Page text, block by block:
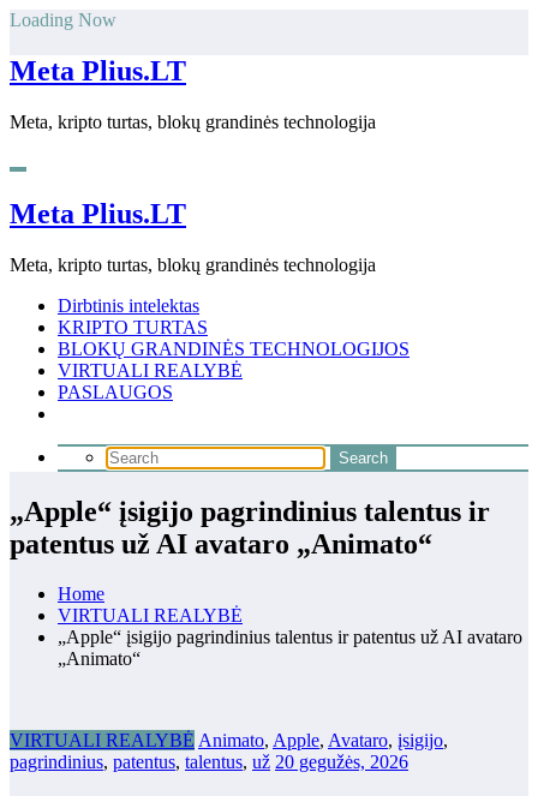
Skip
content
Loading Now
Meta Plius.LT
Meta, kripto turtas, blokų grandinės technologija
Meta Plius.LT
Meta, kripto turtas, blokų grandinės technologija
Dirbtinis intelektas
KRIPTO TURTAS
BLOKŲ GRANDINĖS TECHNOLOGIJOS
VIRTUALI REALYBĖ
PASLAUGOS
„Apple“ įsigijo pagrindinius talentus ir
patentus už AI avataro „Animato“
Home
VIRTUALI REALYBĖ
„Apple“ įsigijo pagrindinius talentus ir patentus už AI avataro
„Animato“
VIRTUALI REALYBĖ Animato, Apple, Avataro, įsigijo,
pagrindinius, patentus, talentus, už 20 gegužės, 2026